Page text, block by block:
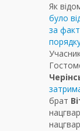
Як
було
за
брат